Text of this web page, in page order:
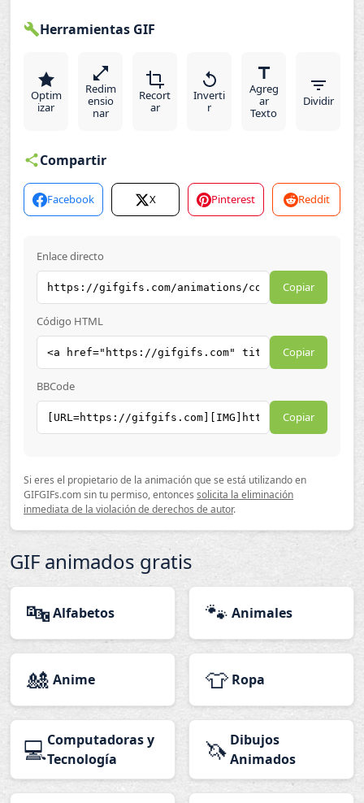
Herramientas GIF
Optim
izar
Redim
ensio
nar
Recort
ar
Inverti
r
Agreg
ar
Texto
Dividir
Compartir
Facebook X Pinterest Reddit
Enlace directo
Copiar
Código HTML
Copiar
BBCode
Copiar
Si eres el propietario de la animación que se está utilizando en
GIFGIFs.com sin tu permiso, entonces solicita la eliminación
inmediata de la violación de derechos de autor.
GIF animados gratis
🔤Alfabetos 🐾 Animales
🎎 Anime 👕 Ropa
💻Computadoras y
Tecnología
🦄 Dibujos
Animados